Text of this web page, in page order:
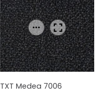
TXT Medea 7006